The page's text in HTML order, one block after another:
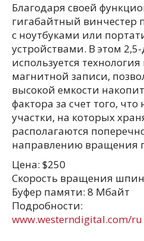
Благодаря своей
гигабайтный винчестер
с ноутбуками или
устройствами. В этом
используется
магнитной записи,
высокой емкости
фактора за счет того,
участки, на которых
располагаются
направлению вращения
Цена: $250
Скорость вращения
Буфер памяти: 8 Мбайт
Подробности:
www.westerndigital.com/ru